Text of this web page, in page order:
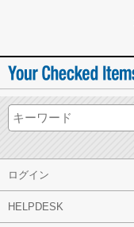
ログイン
HELPDESK